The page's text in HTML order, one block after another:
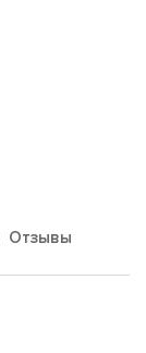
Отзывы